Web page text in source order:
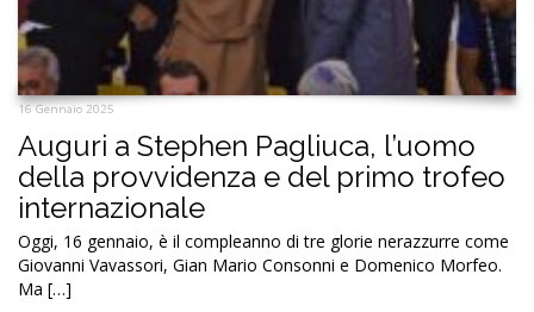
16 Gennaio 2025
Auguri a Stephen Pagliuca, l’uomo
della provvidenza e del primo trofeo
internazionale
Oggi, 16 gennaio, è il compleanno di tre glorie nerazzurre come
Giovanni Vavassori, Gian Mario Consonni e Domenico Morfeo.
Ma […]